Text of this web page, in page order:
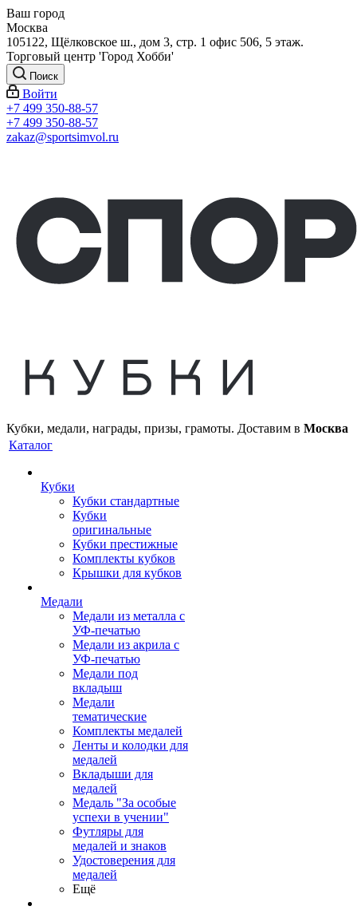
Ваш город
Москва
105122, Щёлковское ш., дом 3, стр. 1 офис 506, 5 этаж.
Торговый центр 'Город Хобби'
Поиск
Войти
+7 499 350-88-57
+7 499 350-88-57
zakaz@sportsimvol.ru
Кубки, медали, награды, призы, грамоты. Доставим в Москва
Каталог
Кубки
Кубки стандартные
Кубки
оригинальные
Кубки престижные
Комплекты кубков
Крышки для кубков
Медали
Медали из металла с
УФ-печатью
Медали из акрила с
УФ-печатью
Медали под
вкладыш
Медали
тематические
Комплекты медалей
Ленты и колодки для
медалей
Вкладыши для
медалей
Медаль "За особые
успехи в учении"
Футляры для
медалей и знаков
Удостоверения для
медалей
Ещё